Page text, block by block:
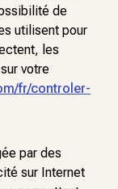
de
utilisent pour
les
votre
fr/controler-
par des
sur Internet